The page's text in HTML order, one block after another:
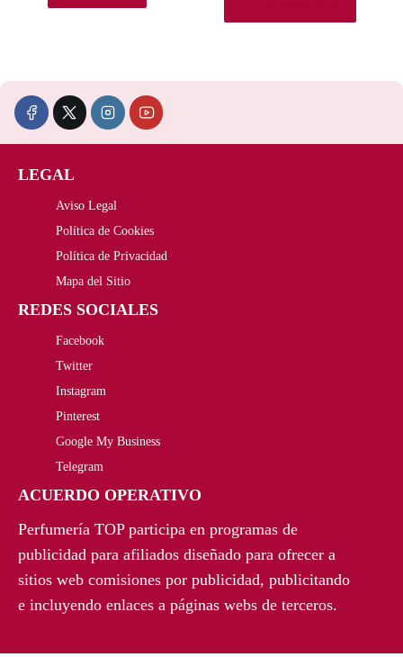
LEGAL
Aviso Legal
Política de Cookies
Política de Privacidad
Mapa del Sitio
REDES SOCIALES
Facebook
Twitter
Instagram
Pinterest
Google My Business
Telegram
ACUERDO OPERATIVO
Perfumería TOP participa en programas de
publicidad para afiliados diseñado para ofrecer a
sitios web comisiones por publicidad, publicitando
e incluyendo enlaces a páginas webs de terceros.